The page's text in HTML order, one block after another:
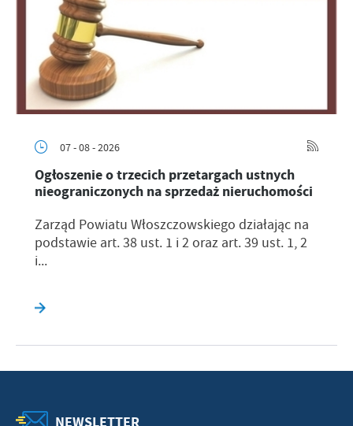
07 - 08 - 2026
Ogłoszenie o trzecich przetargach ustnych
nieograniczonych na sprzedaż nieruchomości
Zarząd Powiatu Włoszczowskiego działając na
podstawie art. 38 ust. 1 i 2 oraz art. 39 ust. 1, 2
i...